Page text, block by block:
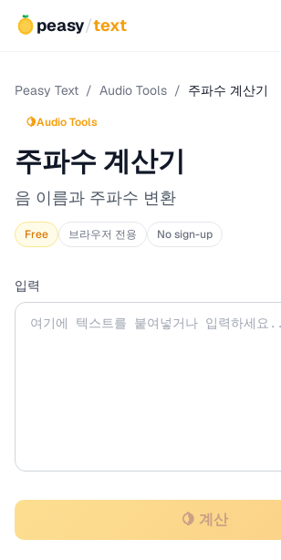
peasy/text
Peasy Text / Audio Tools / 주파수 계산기
🍋Audio Tools
주파수 계산기
음 이름과 주파수 변환
Free 브라우저 전용 No sign-up
입력
🍋 계산